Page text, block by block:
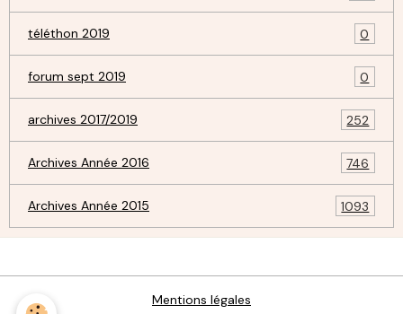
téléthon 2019 0
forum sept 2019 0
archives 2017/2019 252
Archives Année 2016 746
Archives Année 2015 1093
Mentions légales